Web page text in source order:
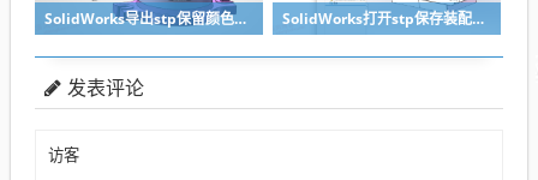
SolidWorks导出stp保留颜色的关键两点要做到 SolidWorks打开stp保存装配体子零件没有保存怎么办？
发表评论